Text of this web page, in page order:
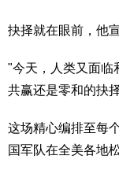
抉择就在眼前，他
"今天，人类又面临
共赢还是零和的抉
这场精心编排至每
国军队在全美各地